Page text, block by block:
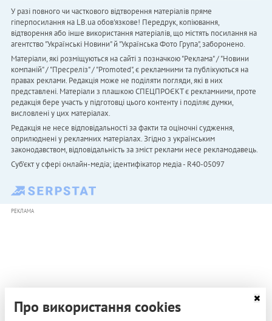
У разі повного чи часткового відтворення матеріалів пряме
гіперпосилання на LB.ua обов'язкове! Передрук, копіювання,
відтворення або інше використання матеріалів, що містять посилання на
агентство "Українськi Новини" й "Українська Фото Група", заборонено.
Матеріали, які розміщуються на сайті з позначкою "Реклама" / "Новини
компаній" / "Пресреліз" / "Promoted", є рекламними та публікуються на
правах реклами. Редакція може не поділяти погляди, які в них
представлені. Матеріали з плашкою СПЕЦПРОЄКТ є рекламними, проте
редакція бере участь у підготовці цього контенту і поділяє думки,
висловлені у цих матеріалах.
Редакція не несе відповідальності за факти та оціночні судження,
оприлюднені у рекламних матеріалах. Згідно з українським
законодавством, відповідальність за зміст реклами несе рекламодавець.
Cуб'єкт у сфері онлайн-медіа; ідентифікатор медіа - R40-05097
РЕКЛАМА
Про використання cookies